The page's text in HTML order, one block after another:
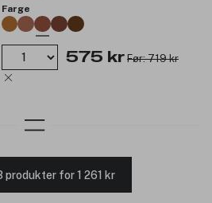
Farge
575 kr Før: 719 kr
produkter for 1 261 kr